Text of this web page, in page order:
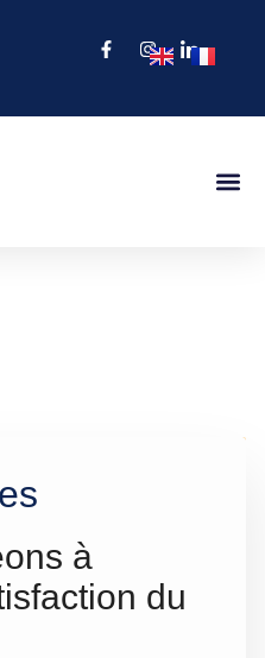
à
du